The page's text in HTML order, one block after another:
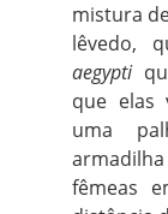
mistura
lêvedo,
aegypti
que elas
uma
fêmeas